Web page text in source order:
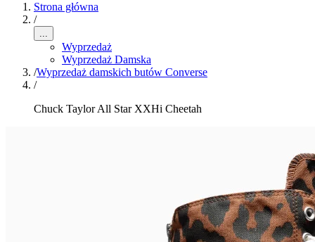
Strona główna
/
...
Wyprzedaż
Wyprzedaż Damska
/Wyprzedaż damskich butów Converse
/
Chuck Taylor All Star XXHi Cheetah